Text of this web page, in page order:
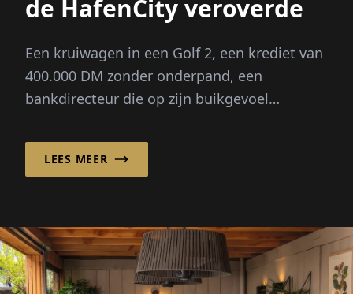
de HafenCity veroverde
Een kruiwagen in een Golf 2, een krediet van
400.000 DM zonder onderpand, een
bankdirecteur die op zijn buikgevoel
van...
LEES MEER